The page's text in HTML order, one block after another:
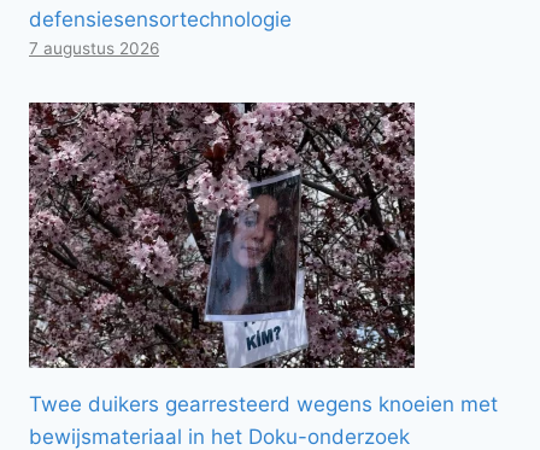
defensiesensortechnologie
7 augustus 2026
Twee duikers gearresteerd wegens knoeien met
bewijsmateriaal in het Doku-onderzoek